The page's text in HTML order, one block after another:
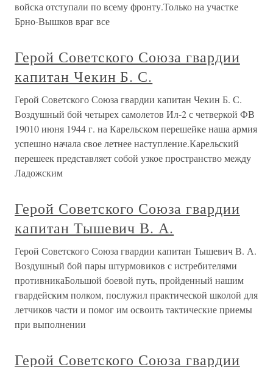
войска отступали по всему фронту.Только на участке
Брно-Вышков враг все
Герой Советского Союза гвардии
капитан Чекин Б. С.
Герой Советского Союза гвардии капитан Чекин Б. С.
Воздушный бой четырех самолетов Ил-2 с четверкой ФВ
19010 июня 1944 г. на Карельском перешейке наша армия
успешно начала свое летнее наступление.Карельский
перешеек представляет собой узкое пространство между
Ладожским
Герой Советского Союза гвардии
капитан Тышевич В. А.
Герой Советского Союза гвардии капитан Тышевич В. А.
Воздушный бой пары штурмовиков с истребителями
противникаБольшой боевой путь, пройденный нашим
гвардейским полком, послужил практической школой для
летчиков части и помог им освоить тактические приемы
при выполнении
Герой Советского Союза гвардии